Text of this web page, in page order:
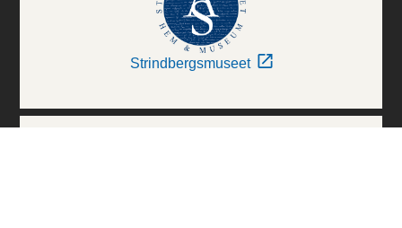
Strindbergsmuseet